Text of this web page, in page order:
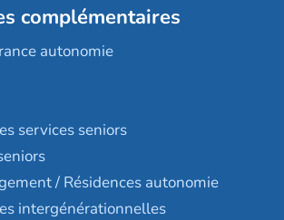
complémentaires
autonomie
services seniors
/ Résidences autonomie
intergénérationnelles